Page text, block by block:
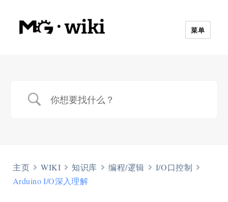
菜单
主页 WIKI 知识库 编程/逻辑
I/O口控制
Arduino I/O深入理解